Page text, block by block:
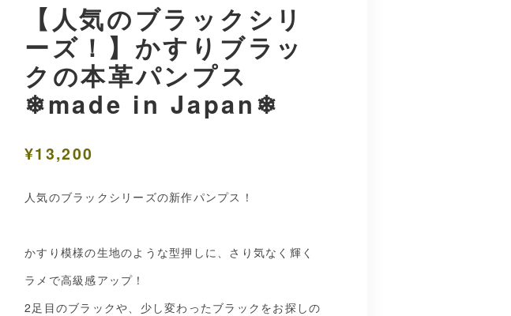
【人気のブラックシリ
ーズ！】かすりブラッ
クの本革パンプス
❄︎made in Japan❄︎
¥13,200
人気のブラックシリーズの新作パンプス！
かすり模様の生地のような型押しに、さり気なく輝く
ラメで高級感アップ！
2足目のブラックや、少し変わったブラックをお探しの